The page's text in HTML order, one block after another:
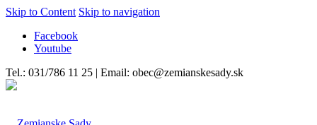
Skip to Content Skip to navigation
Facebook
Youtube
Tel.: 031/786 11 25 | Email: obec@zemianskesady.sk